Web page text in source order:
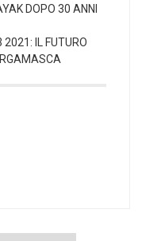
DOPO 30 ANNI
2021: IL FUTURO